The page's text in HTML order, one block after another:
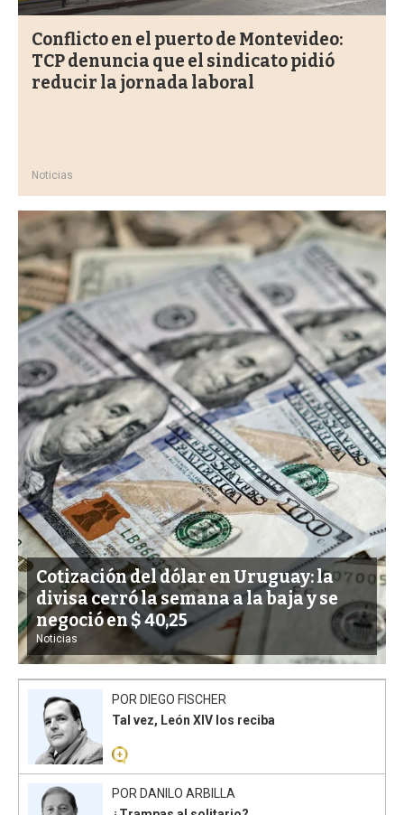
Conflicto en el puerto de Montevideo:
TCP denuncia que el sindicato pidió
reducir la jornada laboral
Noticias
Cotización del dólar en Uruguay: la
divisa cerró la semana a la baja y se
negoció en $ 40,25
Noticias
POR DIEGO FISCHER
Tal vez, León XIV los reciba
POR DANILO ARBILLA